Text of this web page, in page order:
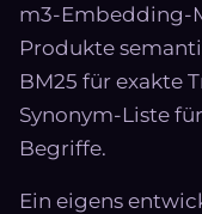
m3-Embedding-
Produkte
BM25 für exakte
Synonym-Liste
Begriffe.
Ein eigens